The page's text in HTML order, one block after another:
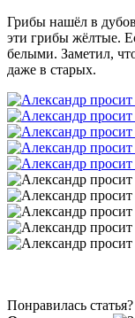
Грибы нашёл в
эти грибы жёлтые.
белыми. Заметил,
даже в старых.
Понравилась статья?